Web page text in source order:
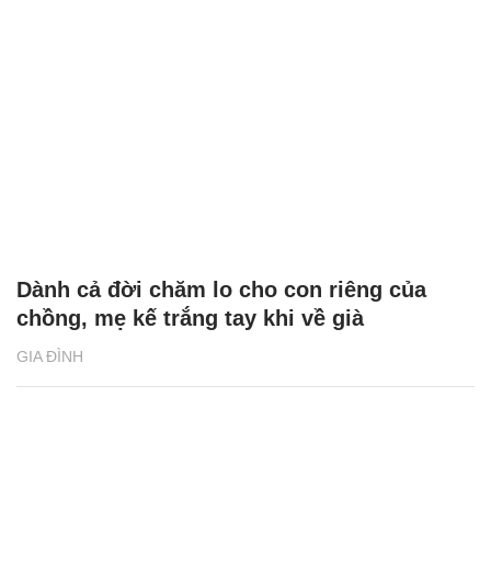
GIA ĐÌNH
Dành cả đời chăm lo cho con riêng của
chồng, mẹ kế trắng tay khi về già